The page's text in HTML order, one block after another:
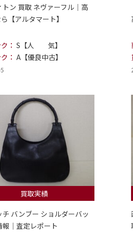
トン 買取 ネヴァーフル｜高
【アルタマート】
： S【人 気】
： A【優良中古】
買取実績
チ バンブー ショルダーバッ
報｜査定レポート